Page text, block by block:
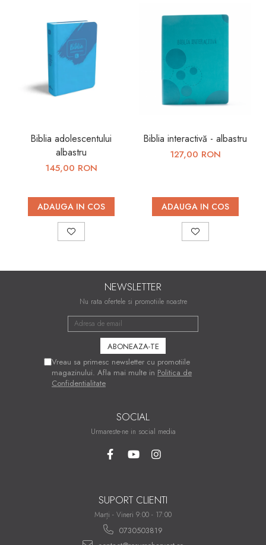
Biblia adolescentului
albastru
145,00 RON
ADAUGA IN COS
Biblia interactivă - albastru
127,00 RON
ADAUGA IN COS
NEWSLETTER
Nu rata ofertele si promotiile noastre
Vreau sa primesc newsletter cu promotiile
magazinului. Afla mai multe in Politica de
Confidentialitate
SOCIAL
Urmareste-ne in social media
SUPORT CLIENTI
Marți - Vineri 9:00 - 17:00
0730503819